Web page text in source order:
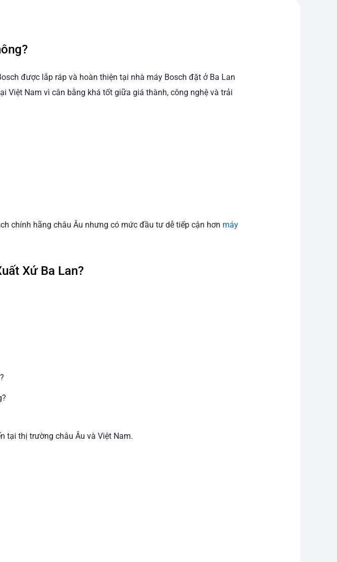
được lắp ráp và hoàn thiện tại nhà máy Bosch đặt ở Ba Lan
Việt Nam vì cân bằng khá tốt giữa giá thành, công nghệ và trải
chính hãng châu Âu nhưng có mức đầu tư dễ tiếp cận hơn máy
Xứ Ba Lan?
tại thị trường châu Âu và Việt Nam.